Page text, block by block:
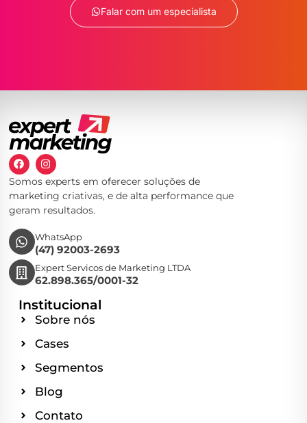
Falar com um especialista
Somos experts em oferecer soluções de
marketing criativas, e de alta performance que
geram resultados.
WhatsApp
(47) 92003-2693
Expert Servicos de Marketing LTDA
62.898.365/0001-32
Institucional
Sobre nós
Cases
Segmentos
Blog
Contato